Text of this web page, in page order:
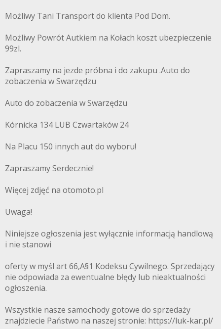
Możliwy Tani Transport do klienta Pod Dom.
Możliwy Powrót Autkiem na Kołach koszt ubezpieczenie
99zl.
Zapraszamy na jezde próbna i do zakupu .Auto do
zobaczenia w Swarzędzu
Auto do zobaczenia w Swarzędzu
Kórnicka 134 LUB Czwartaków 24
Na Placu 150 innych aut do wyboru!
Zapraszamy Serdecznie!
Więcej zdjęć na otomoto.pl
Uwaga!
Niniejsze ogłoszenia jest wyłącznie informacją handlową
i nie stanowi
oferty w myśl art 66,A§1 Kodeksu Cywilnego. Sprzedający
nie odpowiada za ewentualne błędy lub nieaktualności
ogłoszenia.
Wszystkie nasze samochody gotowe do sprzedaży
znajdziecie Państwo na naszej stronie: https://luk-kar.pl/